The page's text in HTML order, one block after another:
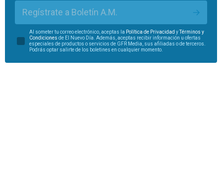
Regístrate a Boletín A.M.
Al someter tu correo electrónico, aceptas la Política de Privacidad yTérminos y
Condiciones de El Nuevo Día. Además, aceptas recibir información u ofertas
especiales de productos o servicios de GFR Media, sus afiliadas o de terceros.
Podrás optar salirte de los boletines en cualquier momento.